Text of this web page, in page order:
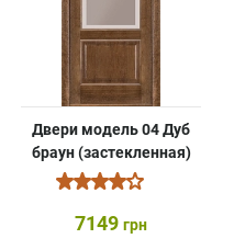
Двери модель 04 Дуб
браун (застекленная)
7149 грн